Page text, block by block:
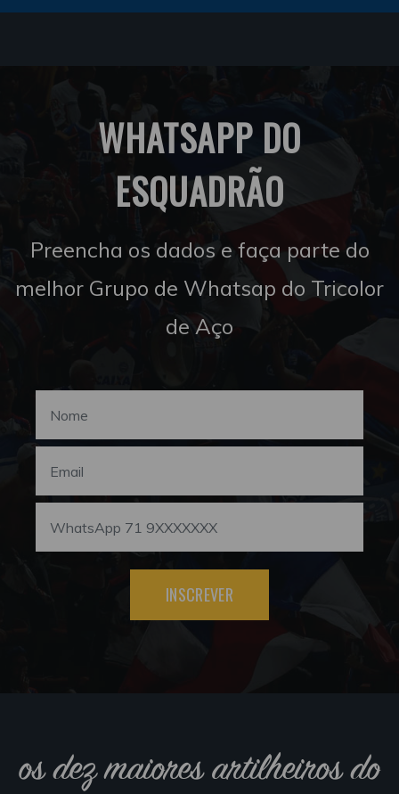
WHATSAPP DO
ESQUADRÃO
Preencha os dados e faça parte do
melhor Grupo de Whatsap do Tricolor
de Aço
INSCREVER
os dez maiores artilheiros do